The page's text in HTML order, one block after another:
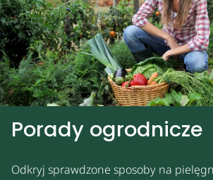
Porady ogrodnicze
Odkryj sprawdzone sposoby na